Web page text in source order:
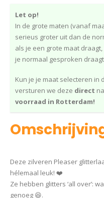
Let op!
In de grote maten (vanaf
serieus groter uit dan de
als je een grote maat
je normaal gesproken
Kun je je maat selecteren in
versturen we deze direct
voorraad in Rotterdam!
Deze zilveren Pleaser
hélemaal leuk! ❤️
Ze hebben glitters ‘all over’:
genoeg 😆.